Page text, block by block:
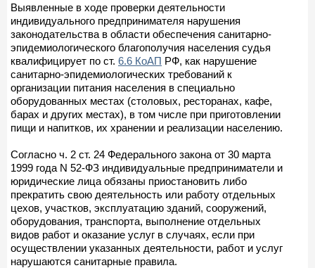
Выявленные в ходе проверки деятельности
индивидуального предпринимателя нарушения
законодательства в области обеспечения санитарно-
эпидемиологического благополучия населения судья
квалифицирует по ст. 6.6 КоАП РФ, как нарушение
санитарно-эпидемиологических требований к
организации питания населения в специально
оборудованных местах (столовых, ресторанах, кафе,
барах и других местах), в том числе при приготовлении
пищи и напитков, их хранении и реализации населению.
Согласно ч. 2 ст. 24 Федерального закона от 30 марта
1999 года N 52-ФЗ индивидуальные предприниматели и
юридические лица обязаны приостановить либо
прекратить свою деятельность или работу отдельных
цехов, участков, эксплуатацию зданий, сооружений,
оборудования, транспорта, выполнение отдельных
видов работ и оказание услуг в случаях, если при
осуществлении указанных деятельности, работ и услуг
нарушаются санитарные правила.